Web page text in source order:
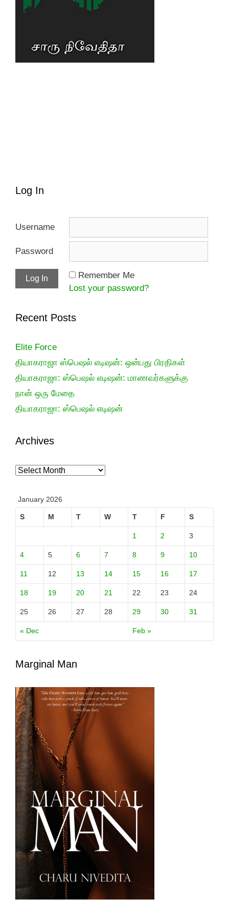
Log In
Username
Password
Remember Me
Lost your password?
Recent Posts
Elite Force
தியாகராஜா ஸ்பெஷல் எடிஷன்: ஒன்பது பிரதிகள்
தியாகராஜா: ஸ்பெஷல் எடிஷன்: மாணவர்களுக்கு
நான் ஒரு மேதை
தியாகராஜா: ஸ்பெஷல் எடிஷன்
Archives
Archives
January 2026
S M T W T F S
« Dec Feb »
1 2 3
4 5 6 7 8 9 10
11 12 13 14 15 16 17
18 19 20 21 22 23 24
25 26 27 28 29 30 31
Marginal Man